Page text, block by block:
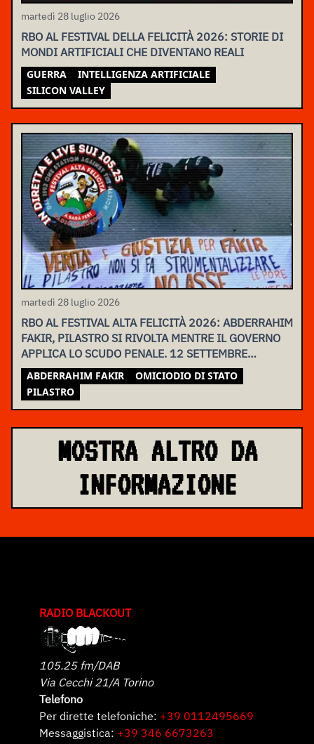
martedì 28 luglio 2026
RBO AL FESTIVAL DELLA FELICITÀ 2026: STORIE DI
MONDI ARTIFICIALI CHE DIVENTANO REALI
GUERRA
INTELLIGENZA ARTIFICIALE
SILICON VALLEY
martedì 28 luglio 2026
RBO AL FESTIVAL ALTA FELICITÀ 2026: ABDERRAHIM
FAKIR, PILASTRO SI RIVOLTA MENTRE IL GOVERNO
APPLICA LO SCUDO PENALE. 12 SETTEMBRE
ASSEMBLEA NAZIONALE
ABDERRAHIM FAKIR
OMICIODIO DI STATO
PILASTRO
MOSTRA ALTRO DA
INFORMAZIONE
RADIO BLACKOUT
105.25 fm/DAB
Via Cecchi 21/A Torino
Telefono
Per dirette telefoniche: +39 0112495669
Messaggistica: +39 346 6673263